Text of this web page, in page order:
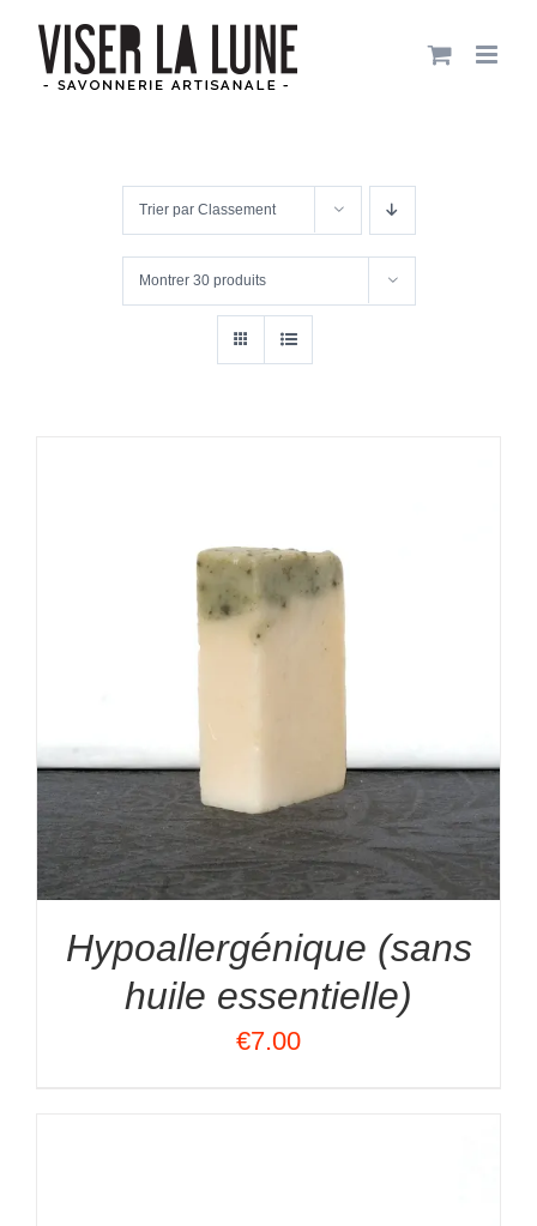
Passer
Trier par Classement
Montrer 30 produits
Hypoallergénique (sans
huile essentielle)
€7.00